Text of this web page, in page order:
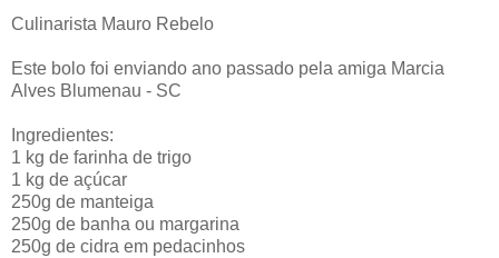
Culinarista Mauro Rebelo
Este bolo foi enviando ano passado pela amiga Marcia
Alves Blumenau - SC
Ingredientes:
1 kg de farinha de trigo
1 kg de açúcar
250g de manteiga
250g de banha ou margarina
250g de cidra em pedacinhos